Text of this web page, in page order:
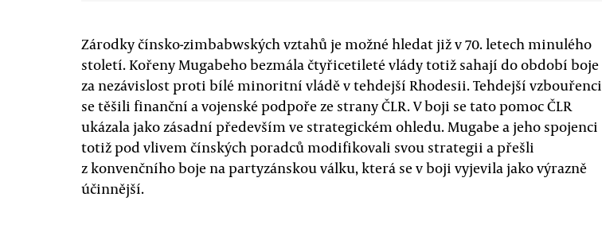
Zárodky čínsko-zimbabwských vztahů je možné hledat již v 70. letech minulého
století. Kořeny Mugabeho bezmála čtyřicetileté vlády totiž sahají do období boje
za nezávislost proti bílé minoritní vládě v tehdejší Rhodesii. Tehdejší vzbouřenci
se těšili finanční a vojenské podpoře ze strany ČLR. V boji se tato pomoc ČLR
ukázala jako zásadní především ve strategickém ohledu. Mugabe a jeho spojenci
totiž pod vlivem čínských poradců modifikovali svou strategii a přešli
z konvenčního boje na partyzánskou válku, která se v boji vyjevila jako výrazně
účinnější.